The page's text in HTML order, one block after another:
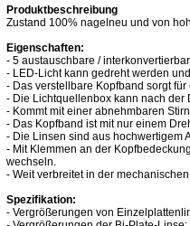
Produktbeschreibung
Zustand 100% nagelneu und von
Eigenschaften:
- 5 austauschbare /
- LED-Licht kann gedreht werden
- Das verstellbare Kopfband sorgt
- Die Lichtquellenbox kann nach
- Kommt mit einer abnehmbaren
- Das Kopfband ist mit nur einem
- Die Linsen sind aus hochwertigem
- Mit Klemmen an der
wechseln.
- Weit verbreitet in der
Spezifikation:
- Vergrößerungen von